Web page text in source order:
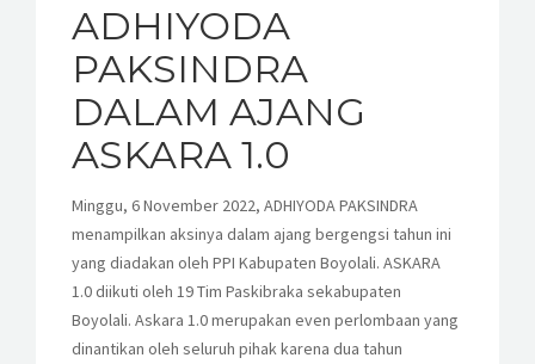
ADHIYODA
PAKSINDRA
DALAM AJANG
ASKARA 1.0
Minggu, 6 November 2022, ADHIYODA PAKSINDRA
menampilkan aksinya dalam ajang bergengsi tahun ini
yang diadakan oleh PPI Kabupaten Boyolali. ASKARA
1.0 diikuti oleh 19 Tim Paskibraka sekabupaten
Boyolali. Askara 1.0 merupakan even perlombaan yang
dinantikan oleh seluruh pihak karena dua tahun